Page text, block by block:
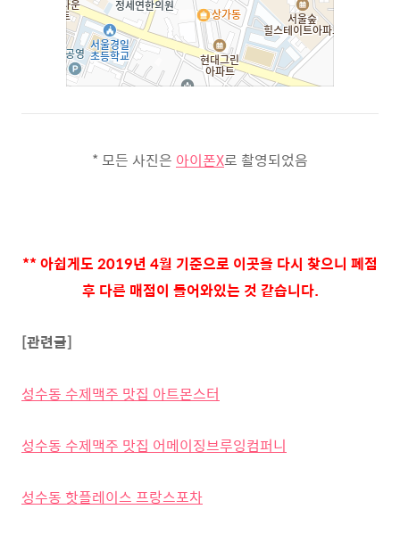
* 모든 사진은 아이폰X로 촬영되었음
** 아쉽게도 2019년 4월 기준으로 이곳을 다시 찾으니 폐점
후 다른 매점이 들어와있는 것 같습니다.
[관련글]
성수동 수제맥주 맛집 아트몬스터
성수동 수제맥주 맛집 어메이징브루잉컴퍼니
성수동 핫플레이스 프랑스포차